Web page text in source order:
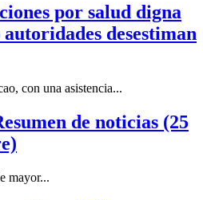
por salud digna
desestiman
con una asistencia...
de noticias (25
mayor...